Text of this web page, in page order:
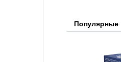
Популярные